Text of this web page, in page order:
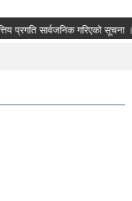
प्रगति सार्वजनिक गरिएको सूचना ।